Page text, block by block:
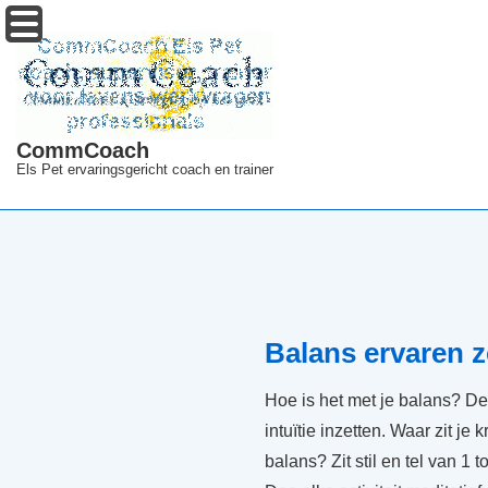
↓
Doorgaan
naar
hoofdinhoud
CommCoach
Els Pet ervaringsgericht coach en trainer
Balans ervaren
Hoe is het met je balans?
intuïtie inzetten. Waar zit je
balans? Zit stil en tel van 1